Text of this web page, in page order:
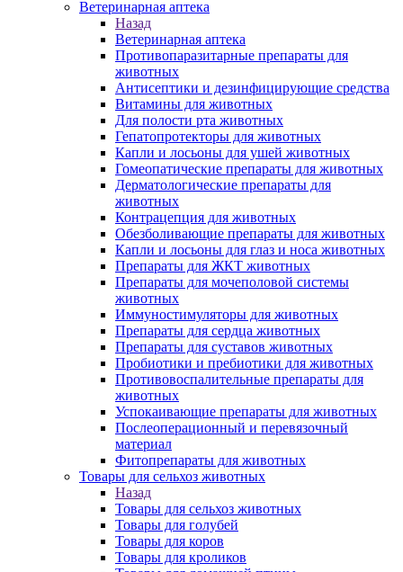
Ветеринарная аптека
Назад
Ветеринарная аптека
Противопаразитарные препараты для
животных
Антисептики и дезинфицирующие средства
Витамины для животных
Для полости рта животных
Гепатопротекторы для животных
Капли и лосьоны для ушей животных
Гомеопатические препараты для животных
Дерматологические препараты для
животных
Контрацепция для животных
Обезболивающие препараты для животных
Капли и лосьоны для глаз и носа животных
Препараты для ЖКТ животных
Препараты для мочеполовой системы
животных
Иммуностимуляторы для животных
Препараты для сердца животных
Препараты для суставов животных
Пробиотики и пребиотики для животных
Противовоспалительные препараты для
животных
Успокаивающие препараты для животных
Послеоперационный и перевязочный
материал
Фитопрепараты для животных
Товары для сельхоз животных
Назад
Товары для сельхоз животных
Товары для голубей
Товары для коров
Товары для кроликов